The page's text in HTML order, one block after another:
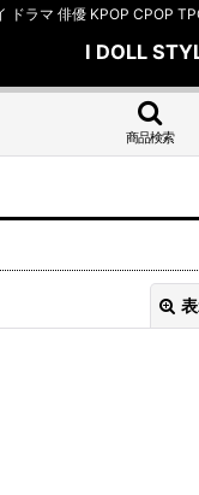
ラマ 俳優 KPOP CPOP
I DOLL
商品検索